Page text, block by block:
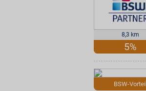
8,3 km
5%
BSW-Vorteil